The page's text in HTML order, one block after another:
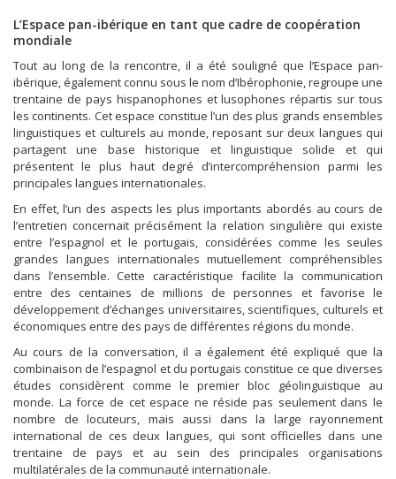
L’Espace pan-ibérique en tant que cadre de coopération
mondiale
Tout au long de la rencontre, il a été souligné que l’Espace pan-
ibérique, également connu sous le nom d’Ibérophonie, regroupe une
trentaine de pays hispanophones et lusophones répartis sur tous
les continents. Cet espace constitue l’un des plus grands ensembles
linguistiques et culturels au monde, reposant sur deux langues qui
partagent une base historique et linguistique solide et qui
présentent le plus haut degré d’intercompréhension parmi les
principales langues internationales.
En effet, l’un des aspects les plus importants abordés au cours de
l’entretien concernait précisément la relation singulière qui existe
entre l’espagnol et le portugais, considérées comme les seules
grandes langues internationales mutuellement compréhensibles
dans l’ensemble. Cette caractéristique facilite la communication
entre des centaines de millions de personnes et favorise le
développement d’échanges universitaires, scientifiques, culturels et
économiques entre des pays de différentes régions du monde.
Au cours de la conversation, il a également été expliqué que la
combinaison de l’espagnol et du portugais constitue ce que diverses
études considèrent comme le premier bloc géolinguistique au
monde. La force de cet espace ne réside pas seulement dans le
nombre de locuteurs, mais aussi dans la large rayonnement
international de ces deux langues, qui sont officielles dans une
trentaine de pays et au sein des principales organisations
multilatérales de la communauté internationale.